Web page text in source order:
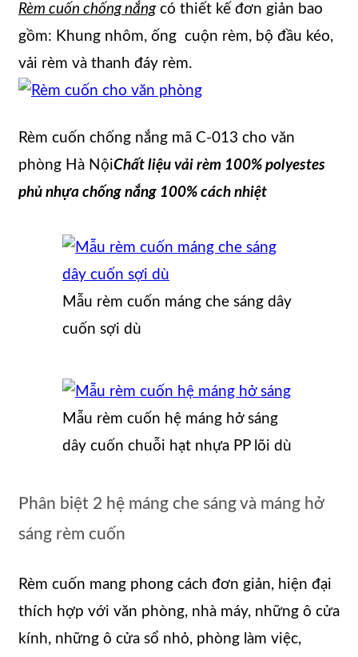
Rèm cuốn chống nắngcó thiết kế đơn giản bao
gồm: Khung nhôm, ống cuộn rèm, bộ đầu kéo,
vải rèm và thanh đáy rèm.
Rèm cuốn chống nắng mã C-013 cho văn
phòng Hà NộiChất liệu vải rèm 100% polyestes
phủ nhựa chống nắng 100% cách nhiệt
Mẫu rèm cuốn máng che sáng dây
cuốn sợi dù
Mẫu rèm cuốn hệ máng hở sáng
dây cuốn chuỗi hạt nhựa PP lõi dù
Phân biệt 2 hệ máng che sáng và máng hở
sáng rèm cuốn
Rèm cuốn mang phong cách đơn giản, hiện đại
thích hợp với văn phòng, nhà máy, những ô cửa
kính, những ô cửa sổ nhỏ, phòng làm việc,